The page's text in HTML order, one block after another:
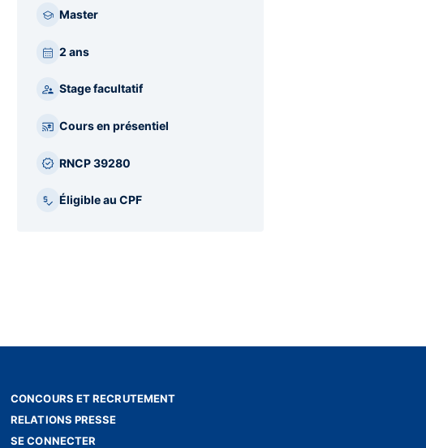
Master
2 ans
Stage facultatif
Cours en présentiel
RNCP 39280
Éligible au CPF
CONCOURS ET RECRUTEMENT
RELATIONS PRESSE
SE CONNECTER